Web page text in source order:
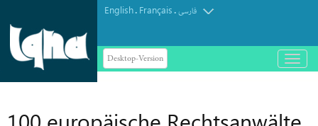
English. Français.فارسی
Desktop-Version
باز
و
منو